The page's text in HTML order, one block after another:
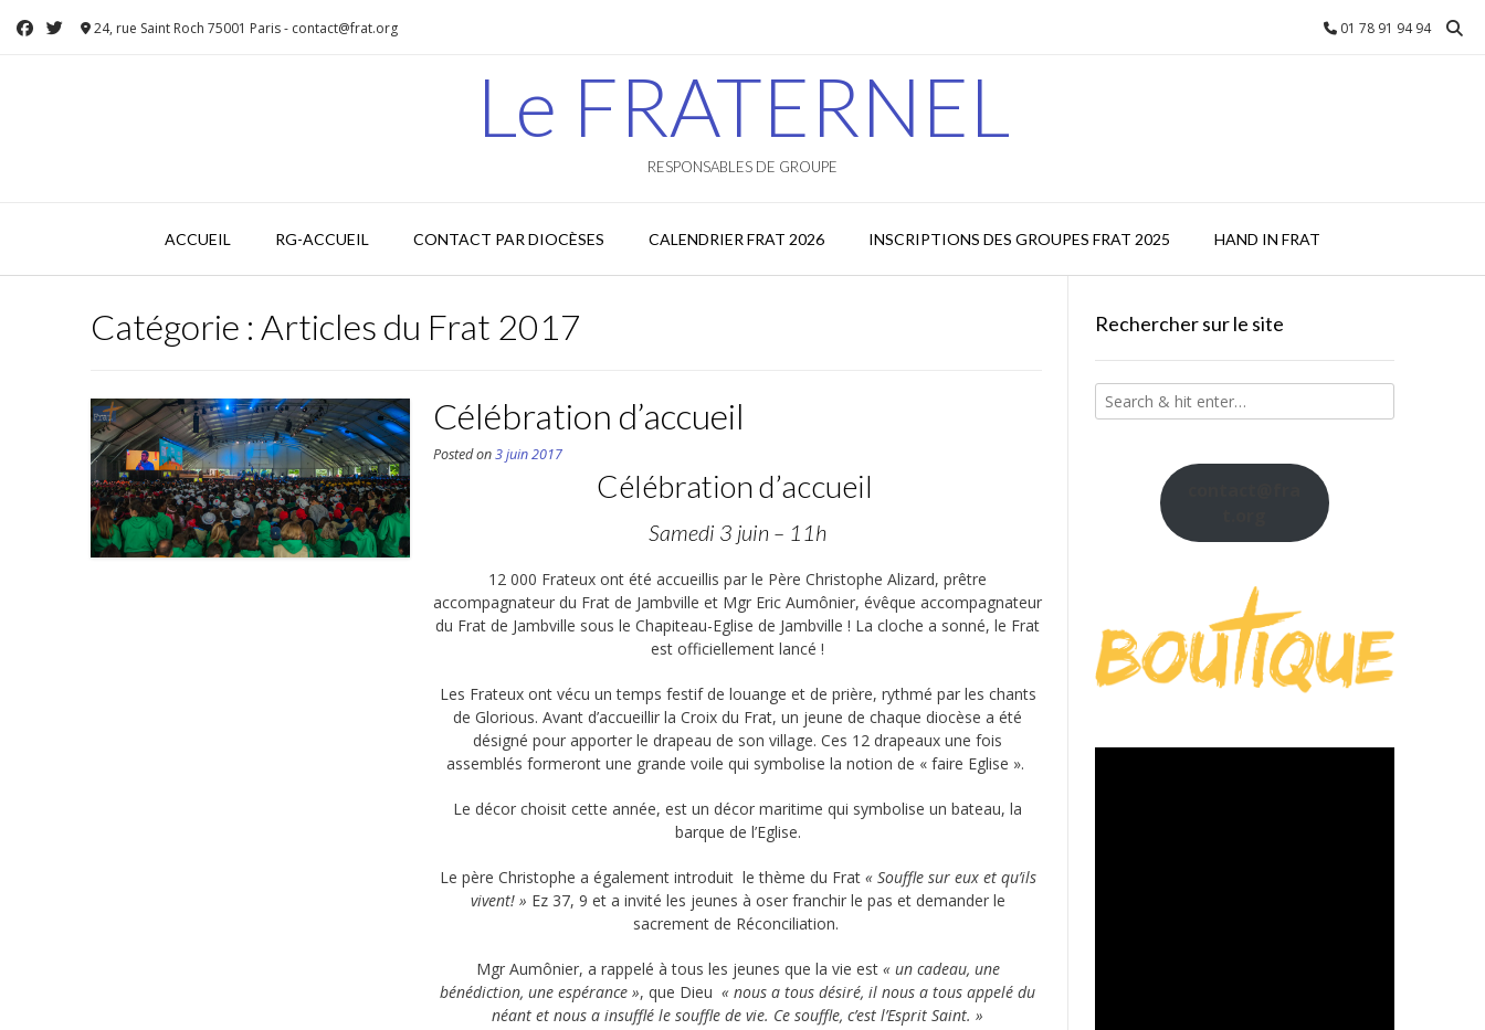
24, rue Saint Roch 75001 Paris - contact@frat.org 01 78 91 94 94
Le FRATERNEL
RESPONSABLES DE GROUPE
ACCUEIL RG-ACCUEIL CONTACT PAR DIOCÈSES CALENDRIER FRAT 2026 INSCRIPTIONS DES GROUPES FRAT 2025 HAND IN FRAT
Catégorie : Articles du Frat 2017
Célébration d’accueil
Posted on3 juin 2017
Célébration d’accueil
Samedi 3 juin – 11h
12 000 Frateux ont été accueillis par le Père Christophe Alizard, prêtre
accompagnateur du Frat de Jambville et Mgr Eric Aumônier, évêque accompagnateur
du Frat de Jambville sous le Chapiteau-Eglise de Jambville ! La cloche a sonné, le Frat
est officiellement lancé !
Les Frateux ont vécu un temps festif de louange et de prière, rythmé par les chants
de Glorious. Avant d’accueillir la Croix du Frat, un jeune de chaque diocèse a été
désigné pour apporter le drapeau de son village. Ces 12 drapeaux une fois
assemblés formeront une grande voile qui symbolise la notion de « faire Eglise ».
Le décor choisit cette année, est un décor maritime qui symbolise un bateau, la
barque de l’Eglise.
Le père Christophe a également introduit le thème du Frat « Souffle sur eux et qu’ils
vivent! » Ez 37, 9 et a invité les jeunes à oser franchir le pas et demander le
sacrement de Réconciliation.
Mgr Aumônier, a rappelé à tous les jeunes que la vie est « un cadeau, une
bénédiction, une espérance », que Dieu« nous a tous désiré, il nous a tous appelé du
néant et nous a insufflé le souffle de vie. Ce souffle, c’est l’Esprit Saint. »
Rechercher sur le site